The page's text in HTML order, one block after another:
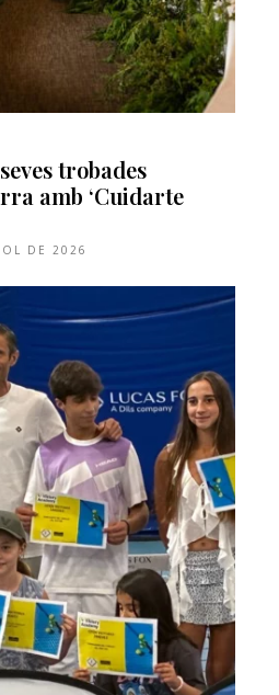
trobades
amb ‘Cuidarte
DE 2026